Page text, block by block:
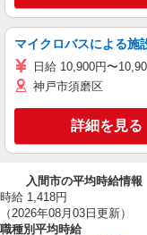
マイクロバスによる施
日給 10,900円〜
神戸市須磨区
詳細を見る
入間市の平均時給情報
時給 1,418円
（2026年08月03日更新）
職種別平均時給